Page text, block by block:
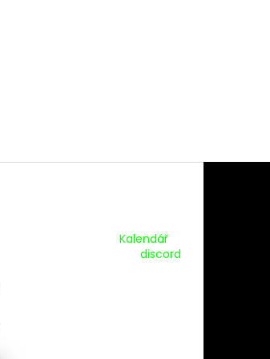
Kalendář Akcí:Kalendář
Pripojte se na nášdiscord